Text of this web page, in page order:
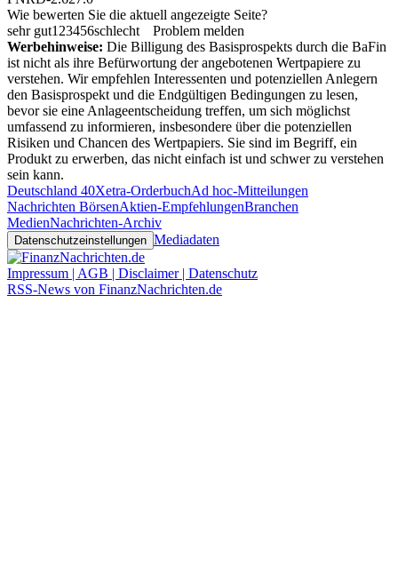
Wie bewerten Sie die aktuell angezeigte Seite?
sehr gut1 23456schlecht
Problem melden
Werbehinweise: Die Billigung des Basisprospekts durch die BaFin
ist nicht als ihre Befürwortung der angebotenen Wertpapiere zu
verstehen. Wir empfehlen Interessenten und potenziellen Anlegern
den Basisprospekt und die Endgültigen Bedingungen zu lesen,
bevor sie eine Anlageentscheidung treffen, um sich möglichst
umfassend zu informieren, insbesondere über die potenziellen
Risiken und Chancen des Wertpapiers. Sie sind im Begriff, ein
Produkt zu erwerben, das nicht einfach ist und schwer zu verstehen
sein kann.
Deutschland 40Xetra-OrderbuchAd hoc-Mitteilungen
Nachrichten BörsenAktien-EmpfehlungenBranchen
MedienNachrichten-Archiv
Datenschutzeinstellungen Mediadaten
Impressum | AGB | Disclaimer | Datenschutz
RSS-News von FinanzNachrichten.de